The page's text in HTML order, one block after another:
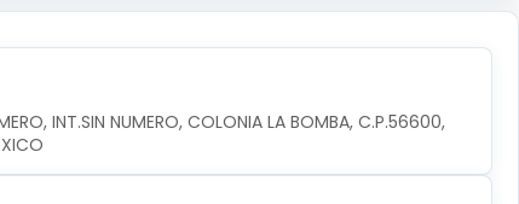
INT.SIN NUMERO, COLONIA LA BOMBA, C.P.56600,